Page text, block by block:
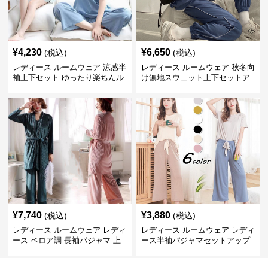
¥4,230 (税込)
レディース ルームウェア 涼感半
袖上下セット ゆったり楽ちんル
¥6,650 (税込)
レディース ルームウェア 秋冬向
け無地スウェット上下セットア
¥7,740 (税込)
レディース ルームウェア レディ
ース ベロア調 長袖パジャマ 上
¥3,880 (税込)
レディース ルームウェア レディ
ース半袖パジャマセットアップ